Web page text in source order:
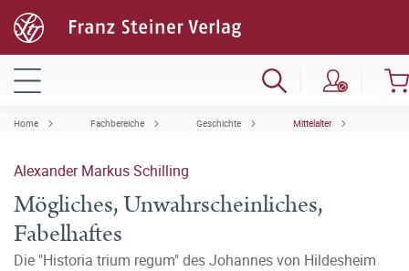
Home Fachbereiche Geschichte Mittelalter
Alexander Markus Schilling
Mögliches, Unwahrscheinliches,
Fabelhaftes
Die "Historia trium regum" des Johannes von Hildesheim